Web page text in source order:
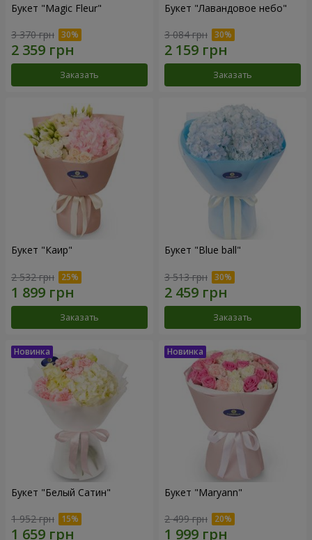
Букет "Magic Fleur"
3 370 грн
Заказать
Букет "Лавандовое небо"
3 084 грн
Заказать
Букет "Каир"
2 532 грн
Заказать
Букет "Blue ball"
3 513 грн
Заказать
Букет "Белый Сатин"
1 952 грн
Букет "Maryann"
2 499 грн